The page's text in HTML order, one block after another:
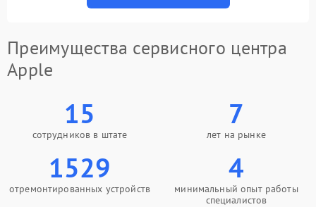
Преимущества сервисного центра
Apple
15
сотрудников в штате
7
лет на рынке
1529
отремонтированных устройств
4
минимальный опыт работы
специалистов